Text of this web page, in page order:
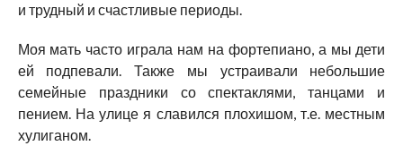
и трудный и счастливые периоды.
Моя мать часто играла нам на фортепиано, а мы дети
ей подпевали. Также мы устраивали небольшие
семейные праздники со спектаклями, танцами и
пением. На улице я славился плохишом, т.е. местным
хулиганом.